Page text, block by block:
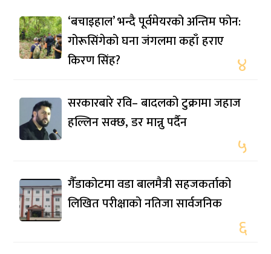
‘बचाइहाल’ भन्दै पूर्वमेयरको अन्तिम फोन:
गोरूसिंगेको घना जंगलमा कहाँ हराए
किरण सिंह?
४
सरकारबारे रवि– बादलको टुक्रामा जहाज
हल्लिन सक्छ, डर मान्नु पर्दैन
५
गैँडाकोटमा वडा बालमैत्री सहजकर्ताको
लिखित परीक्षाको नतिजा सार्वजनिक
६